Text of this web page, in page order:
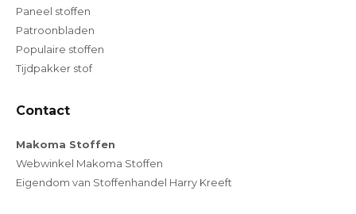
Paneel stoffen
Patroonbladen
Populaire stoffen
Tijdpakker stof
Contact
Makoma Stoffen
Webwinkel Makoma Stoffen
Eigendom van Stoffenhandel Harry Kreeft